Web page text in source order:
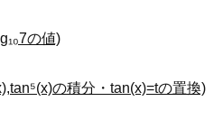
の値)
の積分・tan(x)=tの置換)